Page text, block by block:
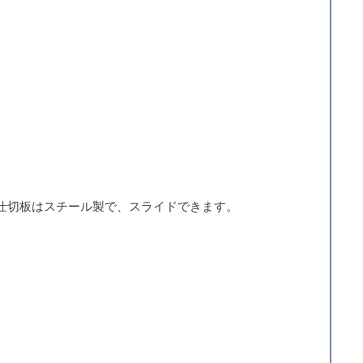
切板はスチール製で、スライドできます。